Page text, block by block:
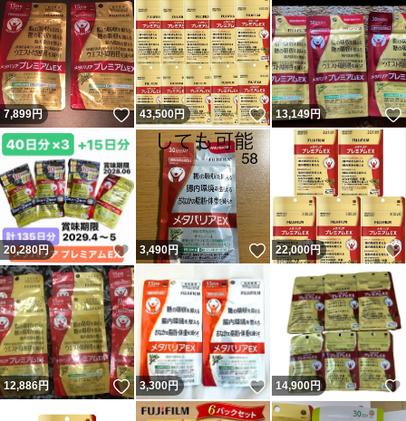
7,899円 いいね！
43,500円 いいね！
13,149円
20,280円 いいね！
3,490円 いいね！
22,000円
12,886円 いいね！
3,300円 いいね！
14,900円